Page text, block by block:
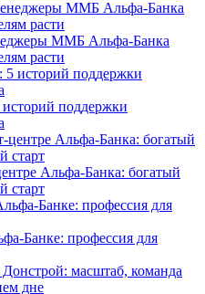
ММБ Альфа-Банка
расти
поддержки
Альфа-Банка: богатый
старт
Банке: профессия для